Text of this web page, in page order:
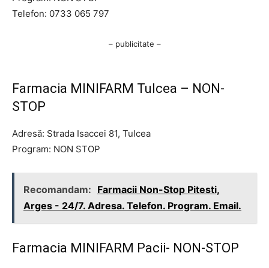
Telefon: 0733 065 797
– publicitate –
Farmacia MINIFARM Tulcea – NON-
STOP
Adresă: Strada Isaccei 81, Tulcea
Program: NON STOP
Recomandam: Farmacii Non-Stop Pitesti,
Arges - 24/7. Adresa. Telefon. Program. Email.
Farmacia MINIFARM Pacii- NON-STOP